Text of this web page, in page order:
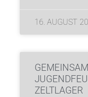
16. AUGUST
ZELTLAGER